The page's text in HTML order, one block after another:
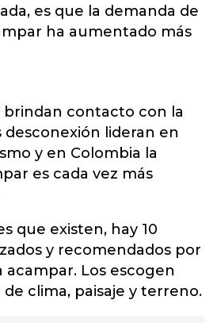
es que la demanda de
ha aumentado más
brindan contacto con la
desconexión lideran en
y en Colombia la
es cada vez más
que existen, hay 10
y recomendados por
acampar. Los escogen
clima, paisaje y terreno.